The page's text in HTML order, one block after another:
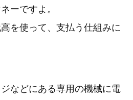
ーですよ。
を使って、支払う仕組みに
などにある専用の機械に電